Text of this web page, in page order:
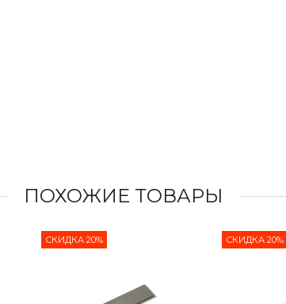
ПОХОЖИЕ ТОВАРЫ
СКИДКА 20% СКИДКА 20%